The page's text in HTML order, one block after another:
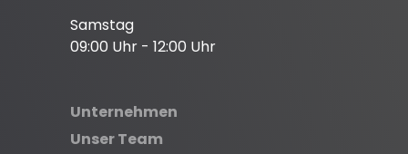
Samstag
09:00 Uhr - 12:00 Uhr
Unternehmen
Unser Team